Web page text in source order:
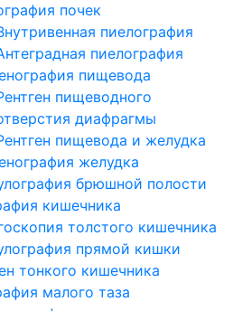
почек
пиелография
пиелография
пищевода
пищеводного
диафрагмы
пищевода и желудка
желудка
брюшной полости
кишечника
толстого кишечника
прямой кишки
тонкого кишечника
малого таза